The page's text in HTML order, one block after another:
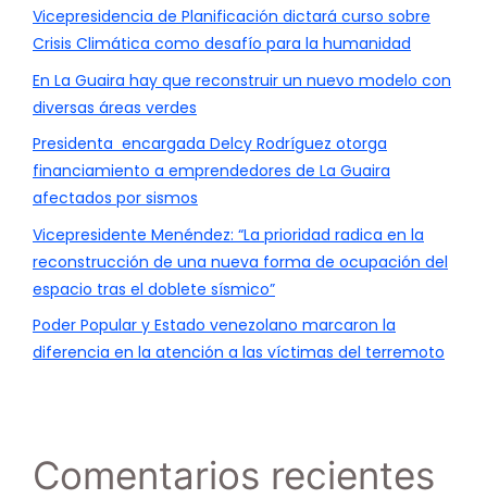
Vicepresidencia de Planificación dictará curso sobre
Crisis Climática como desafío para la humanidad
En La Guaira hay que reconstruir un nuevo modelo con
diversas áreas verdes
Presidenta encargada Delcy Rodríguez otorga
financiamiento a emprendedores de La Guaira
afectados por sismos
Vicepresidente Menéndez: “La prioridad radica en la
reconstrucción de una nueva forma de ocupación del
espacio tras el doblete sísmico”
Poder Popular y Estado venezolano marcaron la
diferencia en la atención a las víctimas del terremoto
Comentarios recientes